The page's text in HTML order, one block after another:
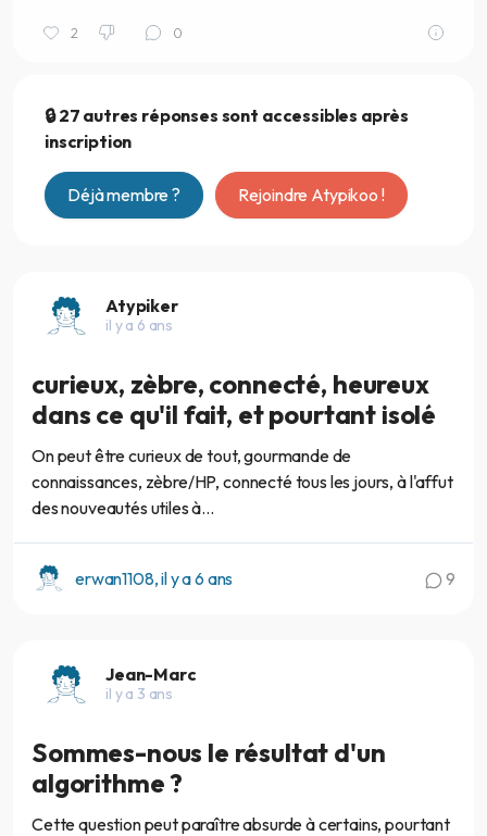
2 0
🔒 27 autres réponses sont accessibles après
inscription
Déjà membre ? Rejoindre Atypikoo !
Atypiker
il y a 6 ans
curieux, zèbre, connecté, heureux
dans ce qu'il fait, et pourtant isolé
On peut être curieux de tout, gourmande de
connaissances, zèbre/HP, connecté tous les jours, à l'affut
des nouveautés utiles à...
erwan1108, il y a 6 ans 9
Jean-Marc
il y a 3 ans
Sommes-nous le résultat d'un
algorithme ?
Cette question peut paraître absurde à certains, pourtant